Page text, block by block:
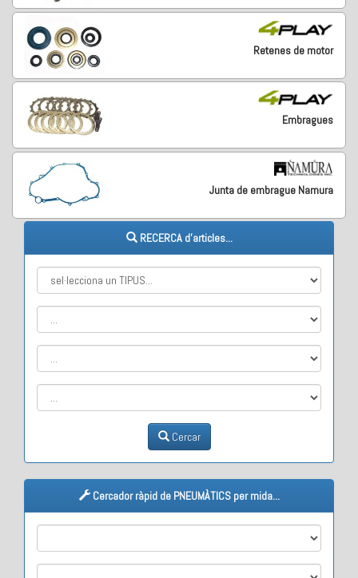
Retenes de motor
Embragues
Junta de embrague Namura
RECERCA d'articles...
Cercar
Cercador ràpid de PNEUMÀTICS per mida...